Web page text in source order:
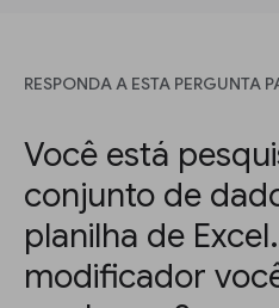
RESPONDA A ESTA PERGUNTA
Você está
conjunto de
planilha de
modificador